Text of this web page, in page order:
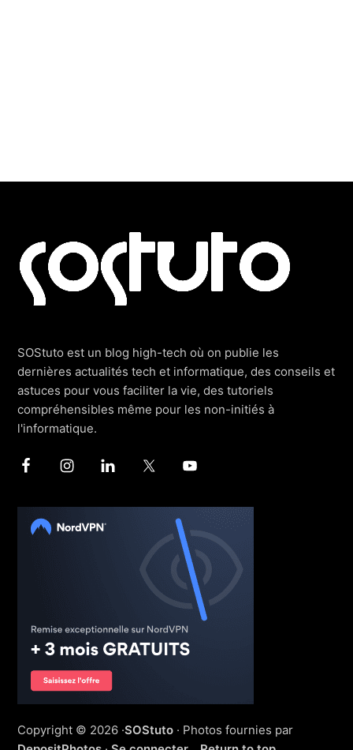
SOStuto est un blog high-tech où on publie les
dernières actualités tech et informatique, des conseils et
astuces pour vous faciliter la vie, des tutoriels
compréhensibles même pour les non-initiés à
l'informatique.
Copyright © 2026 ·SOStuto · Photos fournies par